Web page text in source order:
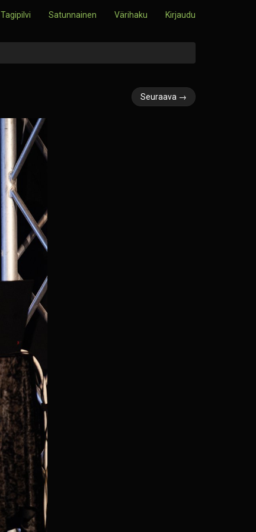
Tagipilvi Satunnainen Värihaku Kirjaudu
Seuraava →